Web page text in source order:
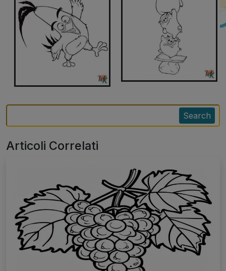
Search
Articoli Correlati